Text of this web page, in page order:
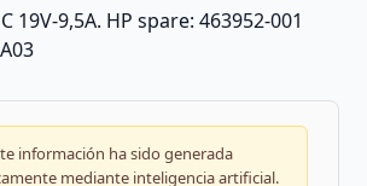
19V-9,5A. HP spare: 463952-001
información ha sido generada
mediante inteligencia artificial.